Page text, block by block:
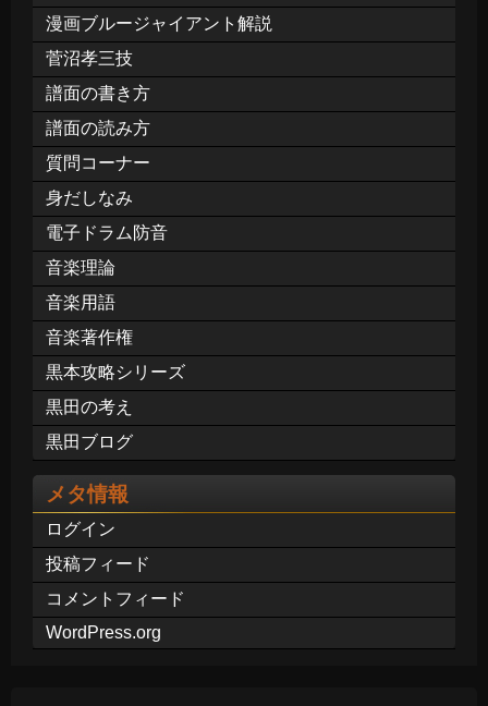
漫画ブルージャイアント解説
菅沼孝三技
譜面の書き方
譜面の読み方
質問コーナー
身だしなみ
電子ドラム防音
音楽理論
音楽用語
音楽著作権
黒本攻略シリーズ
黒田の考え
黒田ブログ
メタ情報
ログイン
投稿フィード
コメントフィード
WordPress.org